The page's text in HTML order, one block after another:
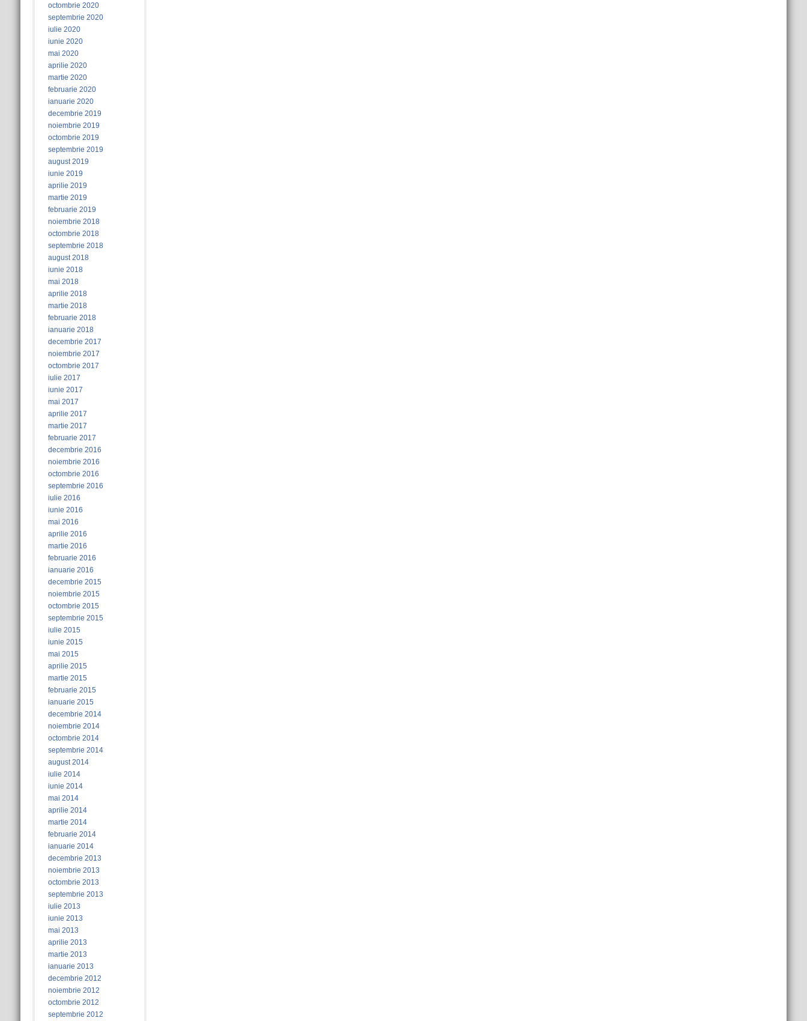
octombrie 2020
septembrie 2020
iulie 2020
iunie 2020
mai 2020
aprilie 2020
martie 2020
februarie 2020
ianuarie 2020
decembrie 2019
noiembrie 2019
octombrie 2019
septembrie 2019
august 2019
iunie 2019
aprilie 2019
martie 2019
februarie 2019
noiembrie 2018
octombrie 2018
septembrie 2018
august 2018
iunie 2018
mai 2018
aprilie 2018
martie 2018
februarie 2018
ianuarie 2018
decembrie 2017
noiembrie 2017
octombrie 2017
iulie 2017
iunie 2017
mai 2017
aprilie 2017
martie 2017
februarie 2017
decembrie 2016
noiembrie 2016
octombrie 2016
septembrie 2016
iulie 2016
iunie 2016
mai 2016
aprilie 2016
martie 2016
februarie 2016
ianuarie 2016
decembrie 2015
noiembrie 2015
octombrie 2015
septembrie 2015
iulie 2015
iunie 2015
mai 2015
aprilie 2015
martie 2015
februarie 2015
ianuarie 2015
decembrie 2014
noiembrie 2014
octombrie 2014
septembrie 2014
august 2014
iulie 2014
iunie 2014
mai 2014
aprilie 2014
martie 2014
februarie 2014
ianuarie 2014
decembrie 2013
noiembrie 2013
octombrie 2013
septembrie 2013
iulie 2013
iunie 2013
mai 2013
aprilie 2013
martie 2013
ianuarie 2013
decembrie 2012
noiembrie 2012
octombrie 2012
septembrie 2012